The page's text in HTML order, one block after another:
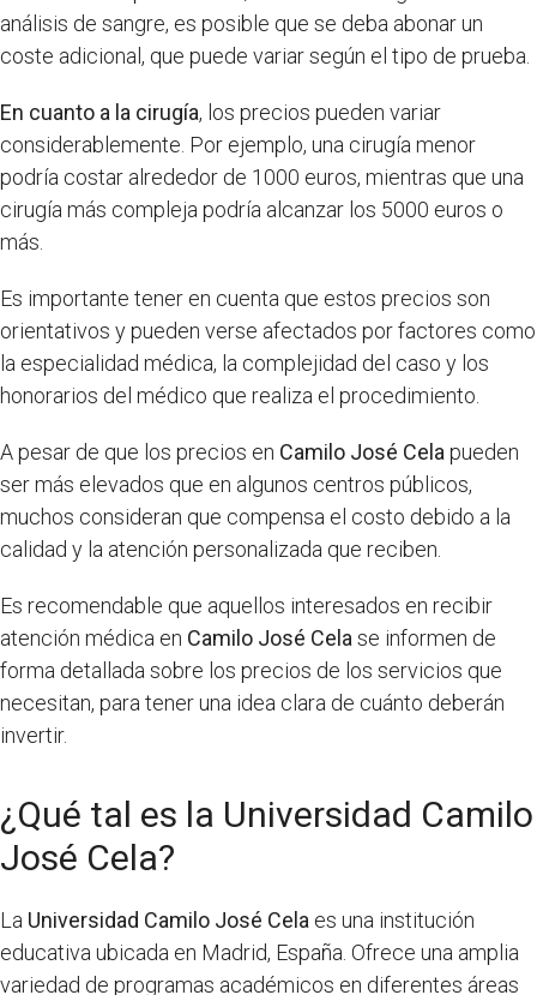
análisis de sangre, es posible que se deba abonar un
coste adicional, que puede variar según el tipo de prueba.
En cuanto a la cirugía, los precios pueden variar
considerablemente. Por ejemplo, una cirugía menor
podría costar alrededor de 1000 euros, mientras que una
cirugía más compleja podría alcanzar los 5000 euros o
más.
Es importante tener en cuenta que estos precios son
orientativos y pueden verse afectados por factores como
la especialidad médica, la complejidad del caso y los
honorarios del médico que realiza el procedimiento.
A pesar de que los precios en Camilo José Cela pueden
ser más elevados que en algunos centros públicos,
muchos consideran que compensa el costo debido a la
calidad y la atención personalizada que reciben.
Es recomendable que aquellos interesados en recibir
atención médica en Camilo José Cela se informen de
forma detallada sobre los precios de los servicios que
necesitan, para tener una idea clara de cuánto deberán
invertir.
¿Qué tal es la Universidad Camilo
José Cela?
La Universidad Camilo José Cela es una institución
educativa ubicada en Madrid, España. Ofrece una amplia
variedad de programas académicos en diferentes áreas